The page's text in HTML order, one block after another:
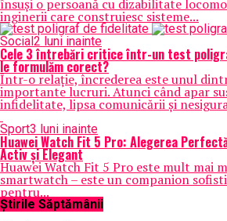
însuși o persoană cu dizabilitate
inginerii care construiesc sisteme...
Social2 luni inainte
Cele 3 întrebări critice într-un test
le formulăm corect?
Într-o relație, încrederea este unul
importante lucruri. Atunci când apar
infidelitate, lipsa comunicării și
Sport3 luni inainte
Huawei Watch Fit 5 Pro: Alegerea
Activ și Elegant
Huawei Watch Fit 5 Pro este mult mai
smartwatch – este un companion
pentru...
Știrile Săptămânii